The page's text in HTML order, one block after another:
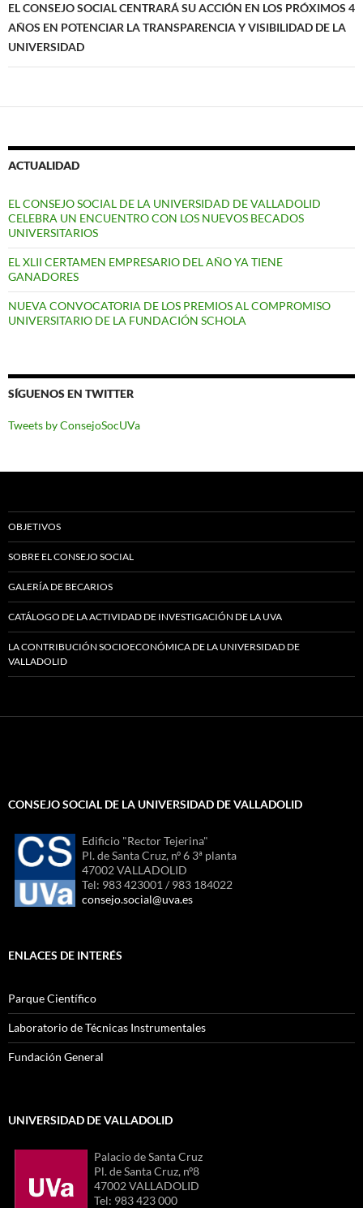
EL CONSEJO SOCIAL CENTRARÁ SU ACCIÓN EN LOS PRÓXIMOS 4
AÑOS EN POTENCIAR LA TRANSPARENCIA Y VISIBILIDAD DE LA
UNIVERSIDAD
ACTUALIDAD
EL CONSEJO SOCIAL DE LA UNIVERSIDAD DE VALLADOLID
CELEBRA UN ENCUENTRO CON LOS NUEVOS BECADOS
UNIVERSITARIOS
EL XLII CERTAMEN EMPRESARIO DEL AÑO YA TIENE
GANADORES
NUEVA CONVOCATORIA DE LOS PREMIOS AL COMPROMISO
UNIVERSITARIO DE LA FUNDACIÓN SCHOLA
SÍGUENOS EN TWITTER
Tweets by ConsejoSocUVa
OBJETIVOS
SOBRE EL CONSEJO SOCIAL
GALERÍA DE BECARIOS
CATÁLOGO DE LA ACTIVIDAD DE INVESTIGACIÓN DE LA UVA
LA CONTRIBUCIÓN SOCIOECONÓMICA DE LA UNIVERSIDAD DE
VALLADOLID
CONSEJO SOCIAL DE LA UNIVERSIDAD DE VALLADOLID
Edificio "Rector Tejerina"
Pl. de Santa Cruz, nº 6 3ª planta
47002 VALLADOLID
Tel: 983 423001 / 983 184022
consejo.social@uva.es
ENLACES DE INTERÉS
Parque Científico
Laboratorio de Técnicas Instrumentales
Fundación General
UNIVERSIDAD DE VALLADOLID
Palacio de Santa Cruz
Pl. de Santa Cruz, nº8
47002 VALLADOLID
Tel: 983 423 000